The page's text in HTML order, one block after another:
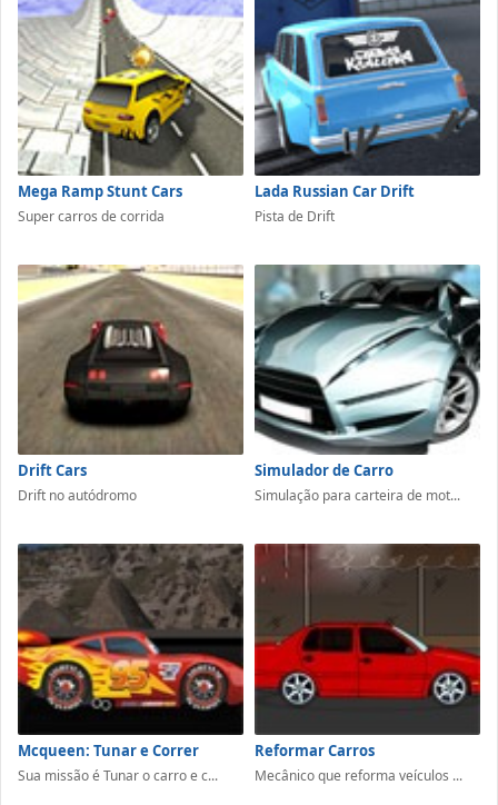
Mega Ramp Stunt Cars
Super carros de corrida
Lada Russian Car Drift
Pista de Drift
Drift Cars
Drift no autódromo
Simulador de Carro
Simulação para carteira de mot...
Mcqueen: Tunar e Correr
Sua missão é Tunar o carro e c...
Reformar Carros
Mecânico que reforma veículos ...